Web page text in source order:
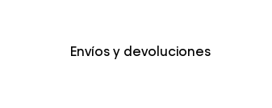
Color Negro
Envíos y devoluciones